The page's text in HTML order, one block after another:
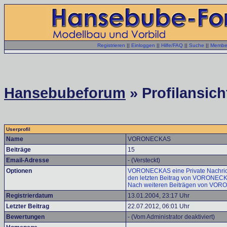
Registrieren || Einloggen || Hilfe/FAQ || Suche ||
Hansebubeforum »
Userprofil
Name
VORONECKAS
Beiträge
15
Email-Adresse
- (Versteckt)
Optionen
VORONECKAS eine Private
den letzten Beitrag von
Nach weiteren Beiträgen von
Registrierdatum
13.01.2004, 23:17 Uhr
Letzter Beitrag
22.07.2012, 06:01 Uhr
Bewertungen
- (Vom Administrator deaktiviert)